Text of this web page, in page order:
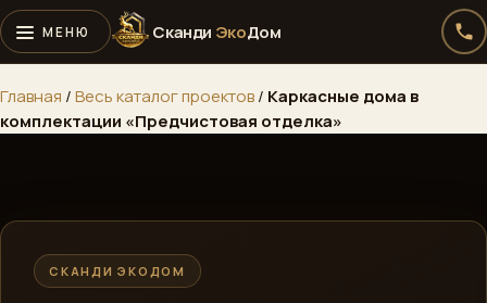
Сканди ЭкоДом
Главная /Весь каталог проектов/ Каркасные дома в
комплектации «Предчистовая отделка»
СКАНДИ ЭКОДОМ